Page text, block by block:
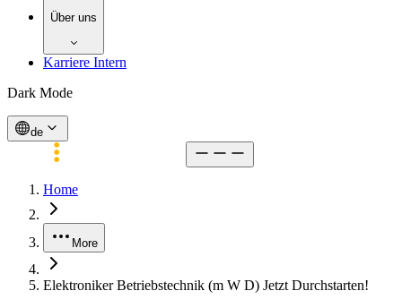
Über uns
Karriere Intern
Dark Mode
de
Home
More
Elektroniker Betriebstechnik (m W D) Jetzt Durchstarten!